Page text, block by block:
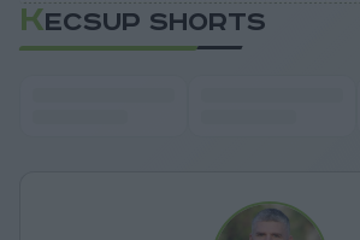
KECSUP SHORTS